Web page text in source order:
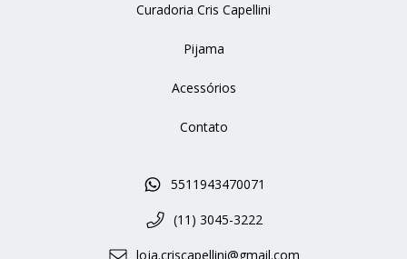
Curadoria Cris Capellini
Pijama
Acessórios
Contato
5511943470071
(11) 3045-3222
loja.criscapellini@gmail.com